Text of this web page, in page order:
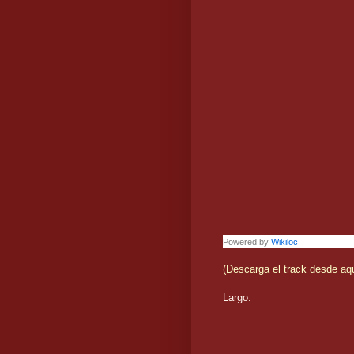
Powered by Wikiloc
(Descarga el track desde
Largo: